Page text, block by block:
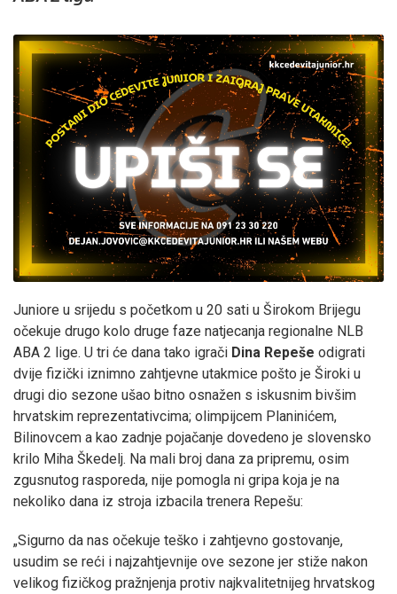
Juniore u srijedu s početkom u 20 sati u Širokom Brijegu
očekuje drugo kolo druge faze natjecanja regionalne NLB
ABA 2 lige. U tri će dana tako igrači Dina Repeše odigrati
dvije fizički iznimno zahtjevne utakmice pošto je Široki u
drugi dio sezone ušao bitno osnažen s iskusnim bivšim
hrvatskim reprezentativcima; olimpijcem Planinićem,
Bilinovcem a kao zadnje pojačanje dovedeno je slovensko
krilo Miha Škedelj. Na mali broj dana za pripremu, osim
zgusnutog rasporeda, nije pomogla ni gripa koja je na
nekoliko dana iz stroja izbacila trenera Repešu:
„Sigurno da nas očekuje teško i zahtjevno gostovanje,
usudim se reći i najzahtjevnije ove sezone jer stiže nakon
velikog fizičkog pražnjenja protiv najkvalitetnijeg hrvatskog